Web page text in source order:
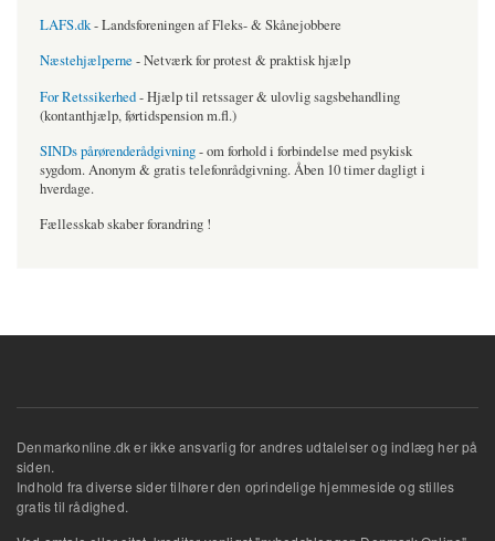
LAFS.dk- Landsforeningen af Fleks- & Skånejobbere
Næstehjælperne - Netværk for protest & praktisk hjælp
For Retssikerhed- Hjælp til retssager & ulovlig sagsbehandling
(kontanthjælp, førtidspension m.fl.)
SINDs pårørenderådgivning- om forhold i forbindelse med psykisk
sygdom. Anonym & gratis telefonrådgivning. Åben 10 timer dagligt i
hverdage.
Fællesskab skaber forandring !
Denmarkonline.dk er ikke ansvarlig for andres udtalelser og indlæg her på
siden.
Indhold fra diverse sider tilhører den oprindelige hjemmeside og stilles
gratis til rådighed.